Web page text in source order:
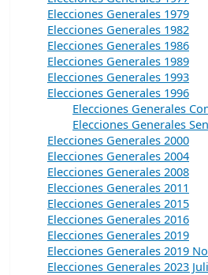
Elecciones Generales 1979
Elecciones Generales 1982
Elecciones Generales 1986
Elecciones Generales 1989
Elecciones Generales 1993
Elecciones Generales 1996
Elecciones Generales
Elecciones Generales
Elecciones Generales 2000
Elecciones Generales 2004
Elecciones Generales 2008
Elecciones Generales 2011
Elecciones Generales 2015
Elecciones Generales 2016
Elecciones Generales 2019
Elecciones Generales 2019
Elecciones Generales 2023